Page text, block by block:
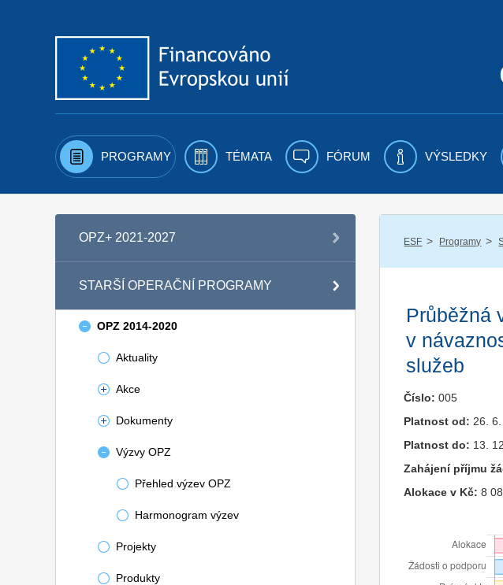
PROGRAMY TÉMATA FÓRUM VÝSLEDKY
OPZ+ 2021-2027
STARŠÍ OPERAČNÍ PROGRAMY
OPZ 2014-2020
Aktuality
Akce
Dokumenty
Výzvy OPZ
Přehled výzev OPZ
Harmonogram výzev
Projekty
Produkty
ESF / Programy /
Průběžná
v
služeb
Číslo: 005
Platnost od: 26.
Platnost do: 13.
Zahájení příjmu
Alokace v Kč: 8